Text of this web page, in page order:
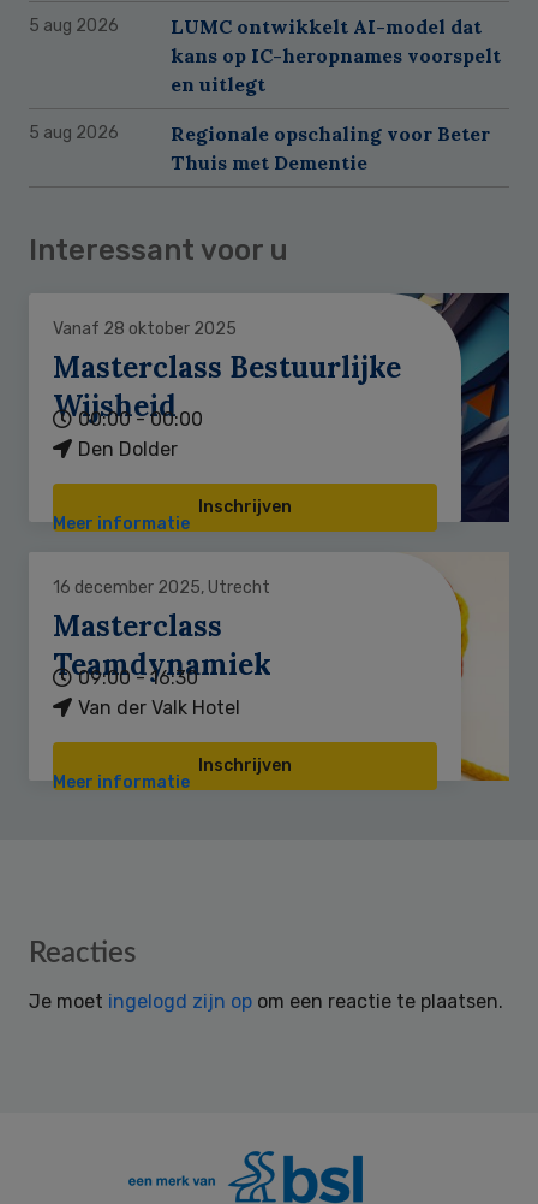
5 aug 2026
LUMC ontwikkelt AI-model dat
kans op IC-heropnames voorspelt
en uitlegt
5 aug 2026
Regionale opschaling voor Beter
Thuis met Dementie
Interessant voor u
Vanaf 28 oktober 2025
Masterclass Bestuurlijke
Wijsheid
00:00 - 00:00
Den Dolder
Inschrijven
Meer informatie
16 december 2025, Utrecht
Masterclass
Teamdynamiek
09:00 - 16:30
Van der Valk Hotel
Inschrijven
Meer informatie
Reader
Reacties
Je moet ingelogd zijn op om een reactie te plaatsen.